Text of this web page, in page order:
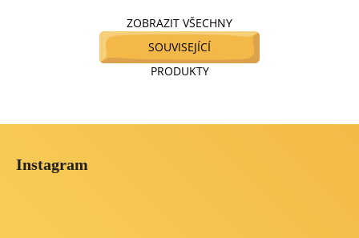
ZOBRAZIT VŠECHNY
SOUVISEJÍCÍ
PRODUKTY
Instagram